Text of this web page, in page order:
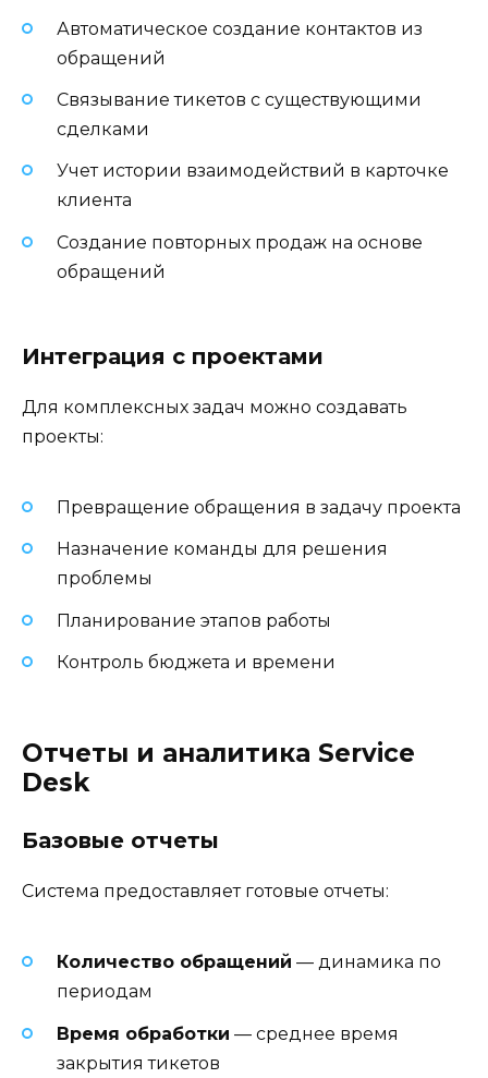
Автоматическое создание контактов из
обращений
Связывание тикетов с существующими
сделками
Учет истории взаимодействий в карточке
клиента
Создание повторных продаж на основе
обращений
Интеграция с проектами
Для комплексных задач можно создавать
проекты:
Превращение обращения в задачу проекта
Назначение команды для решения
проблемы
Планирование этапов работы
Контроль бюджета и времени
Отчеты и аналитика Service
Desk
Базовые отчеты
Система предоставляет готовые отчеты:
Количество обращений — динамика по
периодам
Время обработки — среднее время
закрытия тикетов